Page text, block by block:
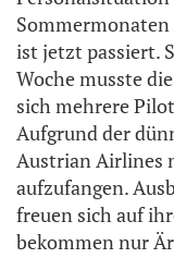
Sommermonaten
ist jetzt passiert.
Woche musste
sich mehrere
Aufgrund der
Austrian Airlines
aufzufangen.
freuen sich auf
bekommen nur